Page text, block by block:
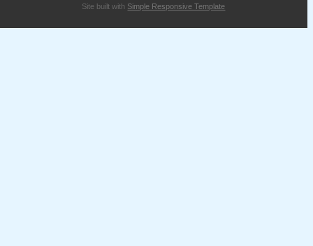
Site built with Simple Responsive Template